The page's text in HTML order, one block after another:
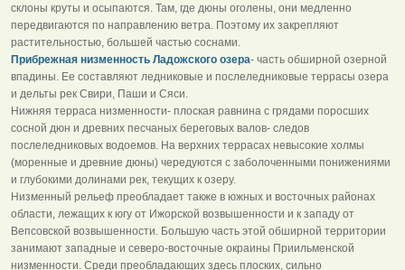
склоны круты и осыпаются. Там, где дюны оголены, они медленно
передвигаются по направлению ветра. Поэтому их закрепляют
растительностью, большей частью соснами.
Прибрежная низменность Ладожского озера- часть обширной озерной
впадины. Ее составляют ледниковые и послеледниковые террасы озера
и дельты рек Свири, Паши и Сяси.
Нижняя терраса низменности- плоская равнина с грядами поросших
сосной дюн и древних песчаных береговых валов- следов
послеледниковых водоемов. На верхних террасах невысокие холмы
(моренные и древние дюны) чередуются с заболоченными понижениями
и глубокими долинами рек, текущих к озеру.
Низменный рельеф преобладает также в южных и восточных районах
области, лежащих к югу от Ижорской возвышенности и к западу от
Вепсовской возвышенности. Большую часть этой обширной территории
занимают западные и северо-восточные окраины Приильменской
низменности. Среди преобладающих здесь плоских, сильно